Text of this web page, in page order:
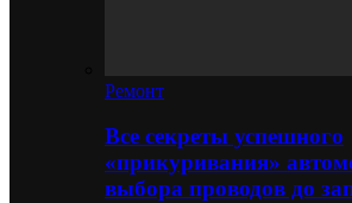
Ремонт
Все секреты успешного
«прикуривания»
выбора проводов до